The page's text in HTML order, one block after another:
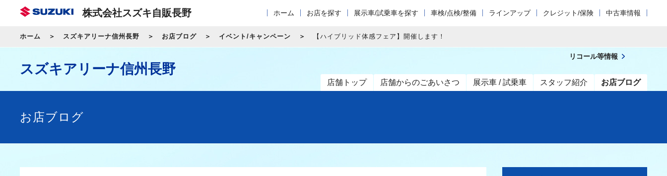
株式会社スズキ自販長野 ホーム お店を探す 展示車/試乗車を探す 車検/点検/整備 ラインアップ クレジット/保険 中古車情報
ホーム スズキアリーナ信州長野 お店ブログ イベント/キャンペーン 【ハイブリッド体感フェア】開催します！
スズキアリーナ信州長野
店舗トップ 店舗からのごあいさつ 展示車 / 試乗車 スタッフ紹介 お店ブログ
リコール等情報
お店ブログ